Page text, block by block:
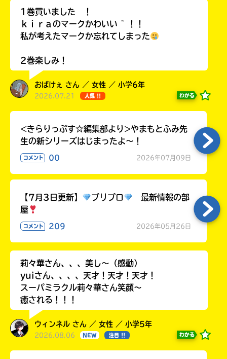
1巻買いました ！
ｋｉｒａのマークかわいい ~ ！！
私が考えたマークか忘れてしまった
2巻楽しみ！
おばけぇ さん ／ 女性 ／ 小学6年
2026.07.21 人気 !! わかる
<きらりっぷす☆編集部より>やまもとふみ先
生の新シリーズはじまったよ～！
コメント 00 2026年07月09日
【7月3日更新】 プリプロ
最新情報の部
屋
コメント 209 2026年05月26日
莉々華さん、、、美し〜（感動）
yuiさん、、、、天才！天才！天才！
スーパミラクル莉々華さん笑顔〜
癒される！！！
ウィンネル さん ／ 女性 ／ 小学5年
2026.08.06 NEW 注目 !! わかる